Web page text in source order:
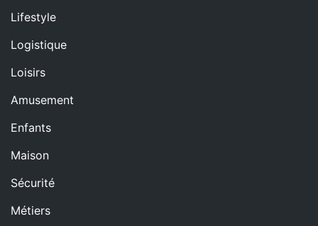
Lifestyle
Logistique
Loisirs
Amusement
Enfants
Maison
Sécurité
Métiers